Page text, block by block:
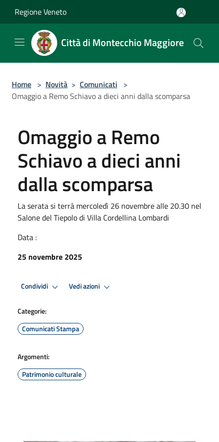
Regione Veneto
Città di Montecchio Maggiore
Home > Novità > Comunicati >
Omaggio a Remo Schiavo a dieci anni dalla scomparsa
Omaggio a Remo
Schiavo a dieci anni
dalla scomparsa
La serata si terrà mercoledì 26 novembre alle 20.30 nel
Salone del Tiepolo di Villa Cordellina Lombardi
Data :
25 novembre 2025
Condividi Vedi azioni
Categorie:
Comunicati Stampa
Argomenti:
Patrimonio culturale